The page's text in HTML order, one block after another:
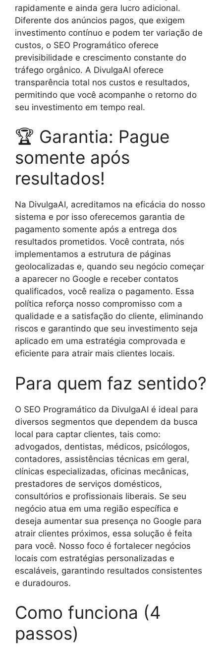
rapidamente e ainda gera lucro adicional.
Diferente dos anúncios pagos, que exigem
investimento contínuo e podem ter variação de
custos, o SEO Programático oferece
previsibilidade e crescimento constante do
tráfego orgânico. A DivulgaAI oferece
transparência total nos custos e resultados,
permitindo que você acompanhe o retorno do
seu investimento em tempo real.
🏆 Garantia: Pague
somente após
resultados!
Na DivulgaAI, acreditamos na eficácia do nosso
sistema e por isso oferecemos garantia de
pagamento somente após a entrega dos
resultados prometidos. Você contrata, nós
implementamos a estrutura de páginas
geolocalizadas e, quando seu negócio começar
a aparecer no Google e receber contatos
qualificados, você realiza o pagamento. Essa
política reforça nosso compromisso com a
qualidade e a satisfação do cliente, eliminando
riscos e garantindo que seu investimento seja
aplicado em uma estratégia comprovada e
eficiente para atrair mais clientes locais.
Para quem faz sentido?
O SEO Programático da DivulgaAI é ideal para
diversos segmentos que dependem da busca
local para captar clientes, tais como:
advogados, dentistas, médicos, psicólogos,
contadores, assistências técnicas em geral,
clínicas especializadas, oficinas mecânicas,
prestadores de serviços domésticos,
consultórios e profissionais liberais. Se seu
negócio atua em uma região específica e
deseja aumentar sua presença no Google para
atrair clientes próximos, essa solução é feita
para você. Nosso foco é fortalecer negócios
locais com estratégias personalizadas e
escaláveis, garantindo resultados consistentes
e duradouros.
Como funciona (4
passos)